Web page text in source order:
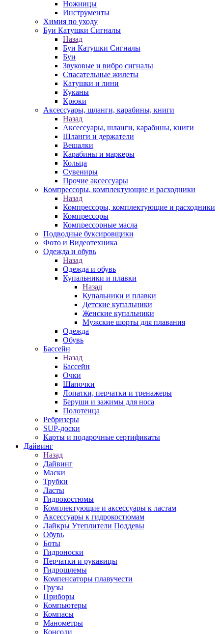
Ножницы
Инструменты
Химия по уходу
Буи Катушки Сигналы
Назад
Буи Катушки Сигналы
Буи
Звуковые и вибро сигналы
Спасательные жилеты
Катушки и лини
Куканы
Крюки
Аксессуары, шланги, карабины, книги
Назад
Аксессуары, шланги, карабины, книги
Шланги и держатели
Вешалки
Карабины и маркеры
Кольца
Сувениры
Прочие аксессуары
Компрессоры, комплектующие и расходники
Назад
Компрессоры, комплектующие и расходники
Компрессоры
Компрессорные масла
Подводные буксировщики
Фото и Видеотехника
Одежда и обувь
Назад
Одежда и обувь
Купальники и плавки
Назад
Купальники и плавки
Детские купальники
Женские купальники
Мужские шорты для плавания
Одежда
Обувь
Бассейн
Назад
Бассейн
Очки
Шапочки
Лопатки, перчатки и тренажеры
Беруши и зажимы для носа
Полотенца
Ребризеры
SUP-доски
Карты и подарочные сертификаты
Дайвинг
Назад
Дайвинг
Маски
Трубки
Ласты
Гидрокостюмы
Комплектующие и аксессуары к ластам
Аксессуары к гидрокостюмам
Лайкры Утеплители Поддевы
Обувь
Боты
Гидроноски
Перчатки и рукавицы
Гидрошлемы
Компенсаторы плавучести
Грузы
Приборы
Компьютеры
Компасы
Манометры
Консоли